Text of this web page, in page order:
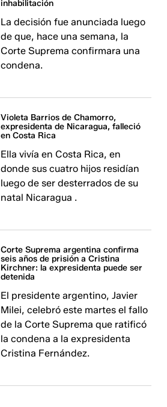
inhabilitación
La decisión fue anunciada luego
de que, hace una semana, la
Corte Suprema confirmara una
condena.
Violeta Barrios de Chamorro,
expresidenta de Nicaragua, falleció
en Costa Rica
Ella vivía en Costa Rica, en
donde sus cuatro hijos residían
luego de ser desterrados de su
natal Nicaragua .
Corte Suprema argentina confirma
seis años de prisión a Cristina
Kirchner: la expresidenta puede ser
detenida
El presidente argentino, Javier
Milei, celebró este martes el fallo
de la Corte Suprema que ratificó
la condena a la expresidenta
Cristina Fernández.